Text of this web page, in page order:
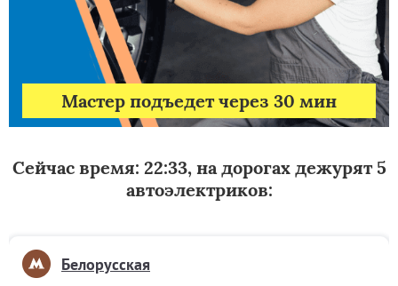
Мастер подъедет через 30 мин
Сейчас время: 22:33, на дорогах дежурят 5
автоэлектриков:
Белорусская